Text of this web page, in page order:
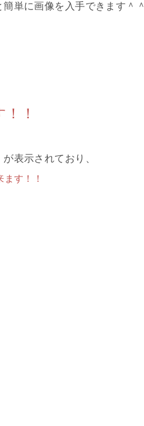
単に画像を入手できます＾＾
！
表示されており、
す！！